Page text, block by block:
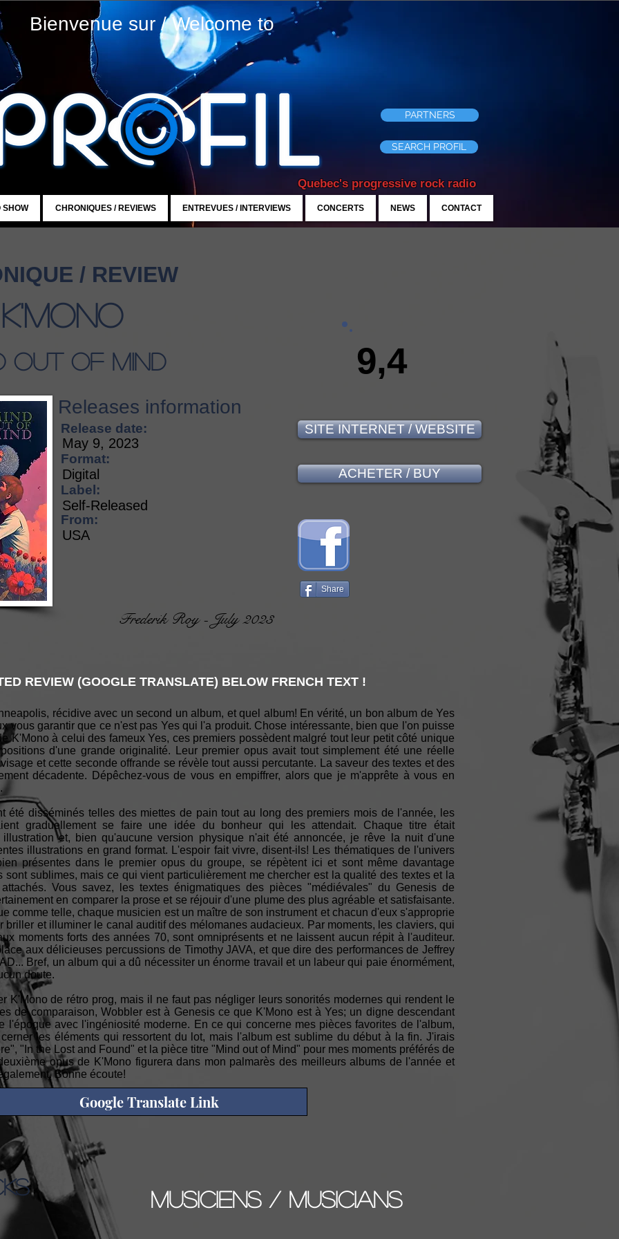
Bienvenue sur / Welcome to
Quebec's progressive rock radio
SEARCH PROFIL
PARTNERS
SHOW CHRONIQUES / REVIEWS ENTREVUES / INTERVIEWS CONCERTS NEWS CONTACT
/ REVIEW
K'Mono
Out of Mind
Releases information
Release date:
May 9, 2023
Format:
Digital
Label:
From:
Self-Released
USA
Frederik Roy - July 2023
9,4
SITE INTERNET / WEBSITE
ACHETER / BUY
Share
REVIEW (GOOGLE TRANSLATE) BELOW FRENCH TEXT !
récidive avec un second un album, et quel album! En vérité, un bon album de Yes
vous garantir que ce n'est pas Yes qui l'a produit. Chose intéressante, bien que l'on puisse
K'Mono à celui des fameux Yes, ces premiers possèdent malgré tout leur petit côté unique
d'une grande originalité. Leur premier opus avait tout simplement été une réelle
et cette seconde offrande se révèle tout aussi percutante. La saveur des textes et des
décadente. Dépêchez-vous de vous en empiffrer, alors que je m'apprête à vous en
été disséminés telles des miettes de pain tout au long des premiers mois de l'année, les
graduellement se faire une idée du bonheur qui les attendait. Chaque titre était
et, bien qu'aucune version physique n'ait été annoncée, je rêve la nuit d'une
illustrations en grand format. L'espoir fait vivre, disent-ils! Les thématiques de l'univers
présentes dans le premier opus du groupe, se répètent ici et sont même davantage
sont sublimes, mais ce qui vient particulièrement me chercher est la qualité des textes et la
Vous savez, les textes énigmatiques des pièces "médiévales" du Genesis de
en comparer la prose et se réjouir d'une plume des plus agréable et satisfaisante.
comme telle, chaque musicien est un maître de son instrument et chacun d'eux s'approprie
briller et illuminer le canal auditif des mélomanes audacieux. Par moments, les claviers, qui
moments forts des années 70, sont omniprésents et ne laissent aucun répit à l'auditeur.
aux délicieuses percussions de Timothy JAVA, et que dire des performances de Jeffrey
Bref, un album qui a dû nécessiter un énorme travail et un labeur qui paie énormément,
doute.
K'Mono de rétro prog, mais il ne faut pas négliger leurs sonorités modernes qui rendent le
de comparaison, Wobbler est à Genesis ce que K'Mono est à Yes; un digne descendant
l'époque avec l'ingéniosité moderne. En ce qui concerne mes pièces favorites de l'album,
les éléments qui ressortent du lot, mais l'album est sublime du début à la fin. J'irais
"In the Lost and Found" et la pièce titre "Mind out of Mind" pour mes moments préférés de
opus de K'Mono figurera dans mon palmarès des meilleurs albums de l'année et
Bonne écoute!
Google Translate Link
musiciens / musicians